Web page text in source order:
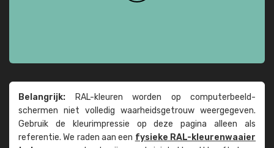
Belangrijk: RAL-kleuren worden op computer­beeld­
schermen niet volledig waarheids­­getrouw weer­gegeven.
Gebruik de kleur­impressie op deze pagina alleen als
referentie. We raden aan een fysieke RAL-kleuren­waaier